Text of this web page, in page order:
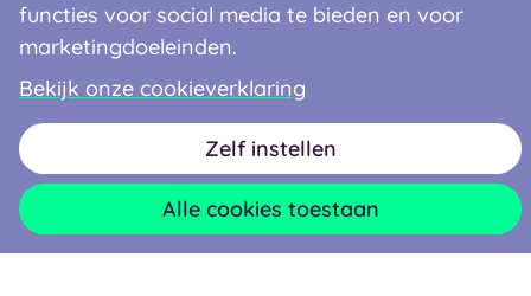
functies voor social media te bieden en voor
marketingdoeleinden.
Bekijk onze cookieverklaring
Zelf instellen
Alle cookies toestaan
Mantelzorgers
Over Thebe
Verwijzers
FacebookInstagram
LinkedIn